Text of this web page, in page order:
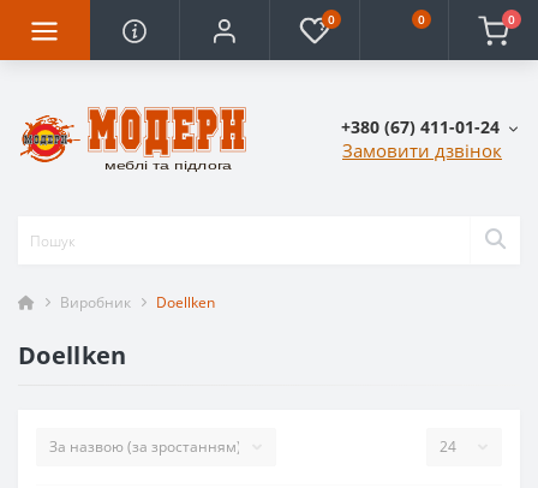
0 0 0
+380 (67) 411-01-24
Замовити дзвінок
Виробник Doellken
Doellken